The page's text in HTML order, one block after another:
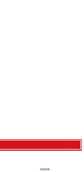
其他机构